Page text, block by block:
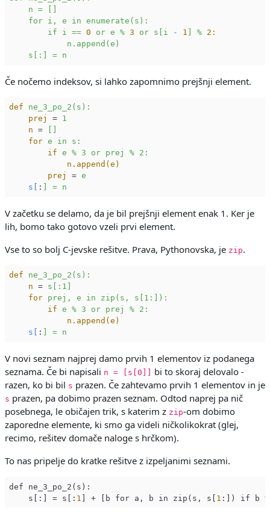
n =
for
i, e in enumerate(s):
if
i == 0 or e % 3 or s[i - 1 %
2:
n.append(e)
s[:]
= n
Če nočemo indeksov, si lahko zapomnimo prejšnji element.
def
ne_3_po_2(s):
prej
= 1
n =
for e in s:
if e % 3 or prej % 2:
n.append(e)
prej
= e
s[
: ] = n
V začetku se delamo, da je bil prejšnji element enak 1. Ker je
lih, bomo tako gotovo vzeli prvi element.
Vse to so bolj C-jevske rešitve. Prava, Pythonovska, je zip.
def
ne_3_po_2(s):
n = s[:1]
for
prej, e in zip(s, s[1:]):
if e % 3 or prej % 2:
n.append(e)
s[
: ] = n
V novi seznam najprej damo prvih 1 elementov iz podanega
seznama. Če bi napisali n = [s[0]]
bi to skoraj delovalo -
razen, ko bi bil s prazen. Če zahtevamo prvih 1 elementov in je
s prazen, pa dobimo prazen seznam. Odtod naprej pa nič
posebnega, le običajen trik, s katerim z zip-om dobimo
zaporedne elemente, ki smo ga videli ničkolikokrat (glej,
recimo, rešitev domače naloge s hrčkom).
To nas pripelje do kratke rešitve z izpeljanimi seznami.
def ne_3_po_2(s):
    s[:] = s[:
1 ] + [b for a, b in zip(s, s[ 1 :]) if b